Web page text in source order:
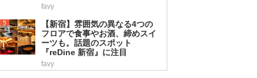
favy
5
【新宿】雰囲気の異なる4つの
フロアで食事やお酒、締めスイ
ーツも。話題のスポット
『reDine 新宿』に注目
favy